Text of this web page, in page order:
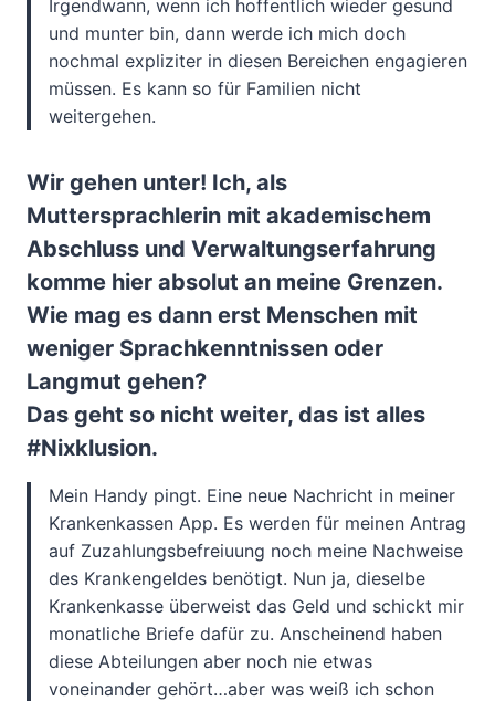
Irgendwann, wenn ich hoffentlich wieder gesund
und munter bin, dann werde ich mich doch
nochmal expliziter in diesen Bereichen engagieren
müssen. Es kann so für Familien nicht
weitergehen.
Wir gehen unter! Ich, als
Muttersprachlerin mit akademischem
Abschluss und Verwaltungserfahrung
komme hier absolut an meine Grenzen.
Wie mag es dann erst Menschen mit
weniger Sprachkenntnissen oder
Langmut gehen?
Das geht so nicht weiter, das ist alles
#Nixklusion.
Mein Handy pingt. Eine neue Nachricht in meiner
Krankenkassen App. Es werden für meinen Antrag
auf Zuzahlungsbefreiuung noch meine Nachweise
des Krankengeldes benötigt. Nun ja, dieselbe
Krankenkasse überweist das Geld und schickt mir
monatliche Briefe dafür zu. Anscheinend haben
diese Abteilungen aber noch nie etwas
voneinander gehört…aber was weiß ich schon